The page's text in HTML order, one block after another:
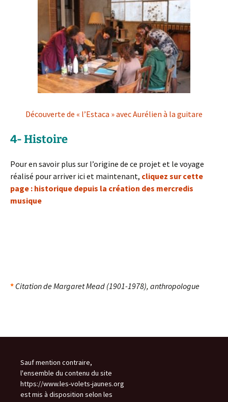
Découverte de « l’Estaca » avec Aurélien à la guitare
4- Histoire
Pour en savoir plus sur l’origine de ce projet et le voyage
réalisé pour arriver ici et maintenant, cliquez sur cette
page : historique depuis la création des mercredis
musique
* Citation de Margaret Mead (1901-1978), anthropologue
Sauf mention contraire,
l'ensemble du contenu du site
https://www.les-volets-jaunes.org
est mis à disposition selon les